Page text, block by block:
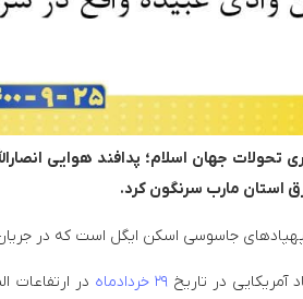
تحولات جهان اسلام؛ پدافند هوایی
استان مارب سرنگون کرد.
پهپادهای جاسوسی اسکن ایگل است که در
آمریکایی در تاریخ ۲۹ خردادماه در ارتفاعات